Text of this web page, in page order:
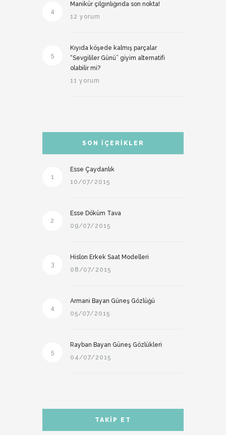
4
Manikür çılgınlığında son nokta!
12 yorum
5
Kıyıda köşede kalmış parçalar
“Sevgililer Günü” giyim alternatifi
olabilir mi?
11 yorum
SON İÇERIKLER
1
Esse Çaydanlık
10/07/2015
2
Esse Döküm Tava
09/07/2015
3
Hislon Erkek Saat Modelleri
08/07/2015
4
Armani Bayan Güneş Gözlüğü
05/07/2015
5
Rayban Bayan Güneş Gözlükleri
04/07/2015
TAKIP ET